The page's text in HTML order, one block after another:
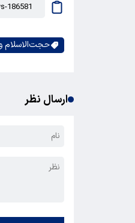
حجت‌الاسلام
ارسال نظر